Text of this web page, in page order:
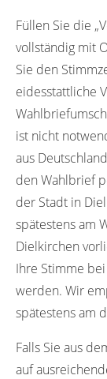
Füllen Sie die
vollständig mit
Sie den
eidesstattliche
ist nicht
aus
den Wahlbrief
der Stadt in
spätestens am
Dielkirchen
Ihre Stimme
werden. Wir
spätestens am
Falls Sie aus
auf